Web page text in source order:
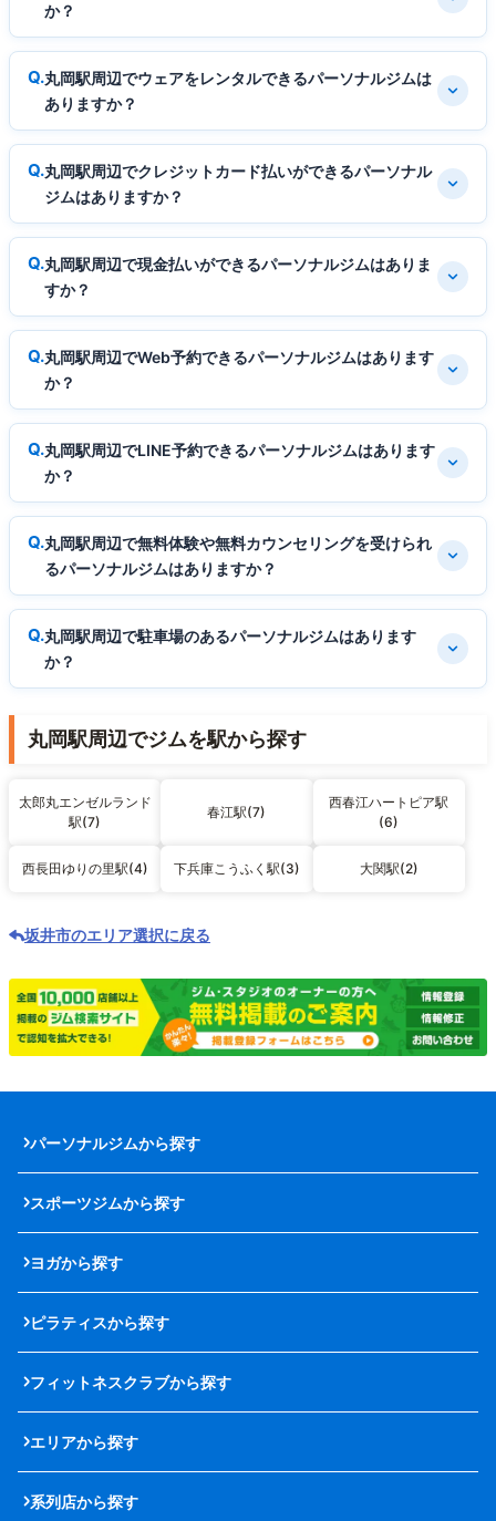
か？
丸岡駅周辺でウェアをレンタルできるパーソナルジムは
ありますか？
丸岡駅周辺でクレジットカード払いができるパーソナル
ジムはありますか？
丸岡駅周辺で現金払いができるパーソナルジムはありま
すか？
丸岡駅周辺でWeb予約できるパーソナルジムはあります
か？
丸岡駅周辺でLINE予約できるパーソナルジムはあります
か？
丸岡駅周辺で無料体験や無料カウンセリングを受けられ
るパーソナルジムはありますか？
丸岡駅周辺で駐車場のあるパーソナルジムはあります
か？
丸岡駅周辺でジムを駅から探す
太郎丸エンゼルランド
駅(7)
春江駅(7)
西春江ハートピア駅
(6)
西長田ゆりの里駅(4) 下兵庫こうふく駅(3) 大関駅(2)
坂井市のエリア選択に戻る
パーソナルジムから探す
スポーツジムから探す
ヨガから探す
ピラティスから探す
フィットネスクラブから探す
エリアから探す
系列店から探す